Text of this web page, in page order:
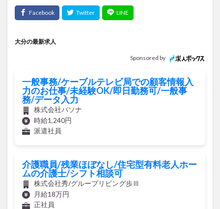
大分の最新求人
Sponsored by
一般事務/ケーブルテレビ局での顧客情報入
力のお仕事/未経験OK/即日勤務可/一般事
務/データ入力
株式会社パソナ
時給1,240円
派遣社員
介護職員/残業ほぼなし/住宅型有料老人ホー
ムの介護士/シフト相談可
株式会社秀/グループリビング歩Ⅲ
月給18万円
正社員